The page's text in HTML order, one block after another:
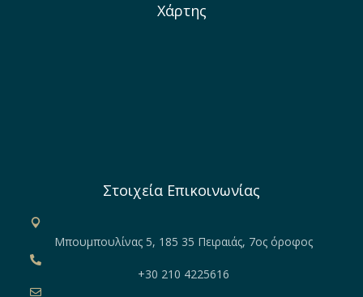
Χάρτης
Στοιχεία Επικοινωνίας
Μπουμπουλίνας 5, 185 35 Πειραιάς, 7ος όροφος
+30 210 4225616